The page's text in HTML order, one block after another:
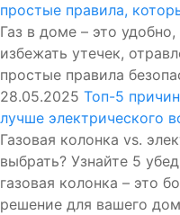
простые правила,
Газ в доме – это
избежать утечек,
простые правила
28.05.2025 Топ-5
лучше электрического
Газовая колонка vs.
выбрать? Узнайте 5
газовая колонка – это
решение для вашего